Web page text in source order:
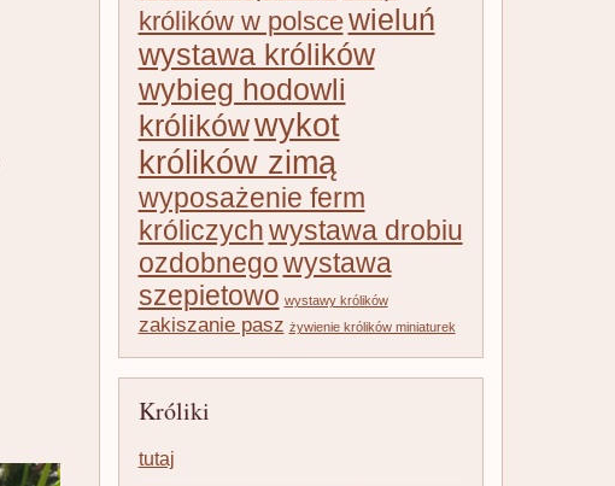
królików w polscewieluń
wystawa królików
wybieg hodowli
królikówwykot
królików zimą
wyposażenie ferm
króliczychwystawa drobiu
ozdobnegowystawa
szepietowo wystawy królików
zakiszanie pasz żywienie królików miniaturek
Króliki
tutaj